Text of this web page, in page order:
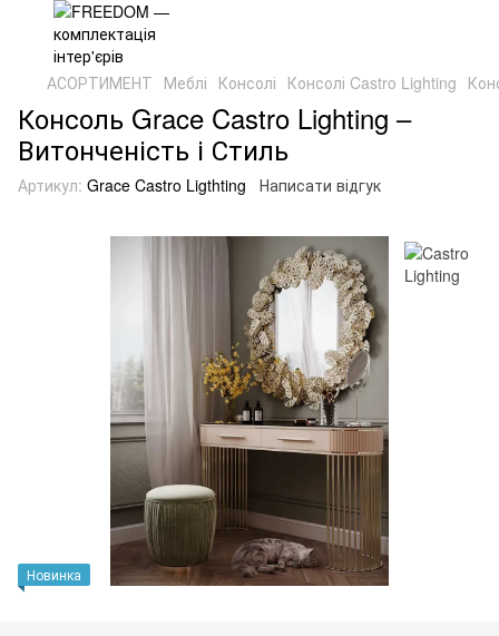
АСОРТИМЕНТ Меблі Консолі Консолі Castro Lighting
Консоль Grace Castro Lighting –
Витонченість і Стиль
Артикул: Grace Castro Ligthting Написати відгук
Новинка